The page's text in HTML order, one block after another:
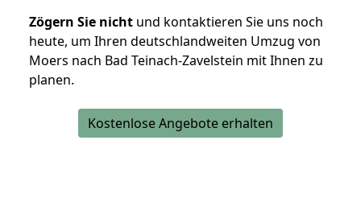
Zögern Sie nicht und kontaktieren Sie uns noch
heute, um Ihren deutschlandweiten Umzug von
Moers nach Bad Teinach-Zavelstein mit Ihnen zu
planen.
Kostenlose Angebote erhalten